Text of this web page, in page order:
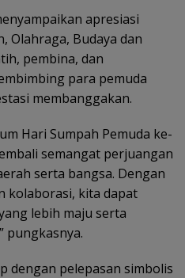
apresiasi
Olahraga, Budaya dan
pembina, dan
para pemuda
membanggakan.
Hari Sumpah Pemuda ke-
semangat perjuangan
serta bangsa. Dengan
kolaborasi, kita dapat
lebih maju serta
pungkasnya.
dengan pelepasan simbolis